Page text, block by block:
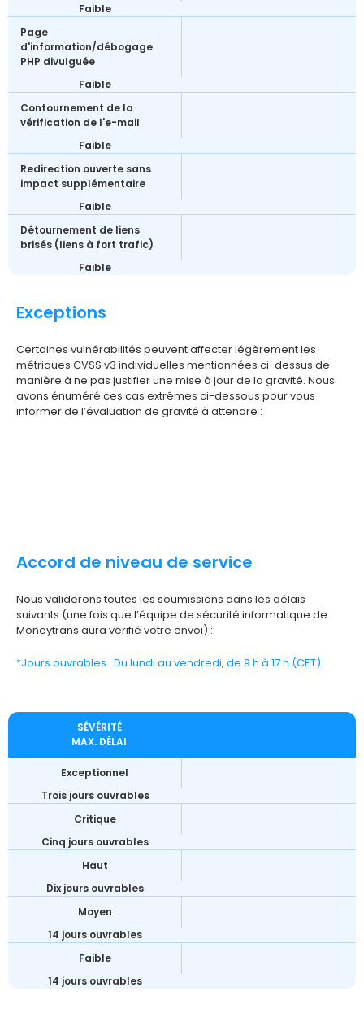
Faible
Page
d'information/débogage
PHP divulguée
Faible
Contournement de la
vérification de l'e-mail
Faible
Redirection ouverte sans
impact supplémentaire
Faible
Détournement de liens
brisés (liens à fort trafic)
Faible
Exceptions
Certaines vulnérabilités peuvent affecter légèrement les
métriques CVSS v3 individuelles mentionnées ci-dessus de
manière à ne pas justifier une mise à jour de la gravité. Nous
avons énuméré ces cas extrêmes ci-dessous pour vous
informer de l’évaluation de gravité à attendre :
Accord de niveau de service
Nous validerons toutes les soumissions dans les délais
suivants (une fois que l’équipe de sécurité informatique de
Moneytrans aura vérifié votre envoi) :
*Jours ouvrables : Du lundi au vendredi, de 9 h à 17 h (CET).
SÉVÉRITÉ
MAX. DÉLAI
Exceptionnel
Trois jours ouvrables
Critique
Cinq jours ouvrables
Haut
Dix jours ouvrables
Moyen
14 jours ouvrables
Faible
14 jours ouvrables